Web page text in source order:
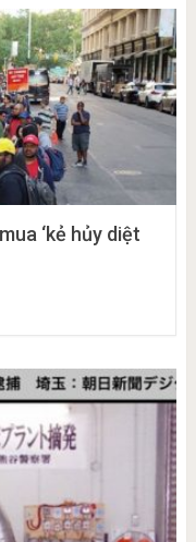
‘kẻ hủy diệt